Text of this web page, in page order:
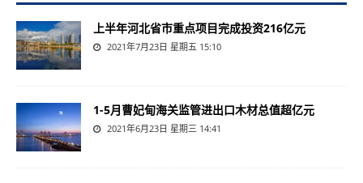
上半年河北省市重点项目完成投资216亿元
2021年7月23日 星期五 15:10
1-5月曹妃甸海关监管进出口木材总值超亿元
2021年6月23日 星期三 14:41